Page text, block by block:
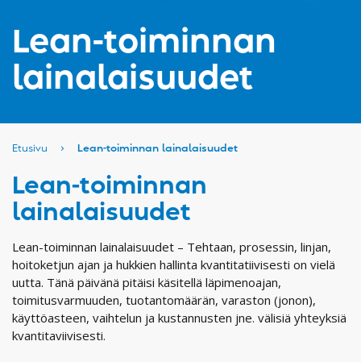
Lean-toiminnan
lainalaisuudet
Etusivu › Lean-toiminnan lainalaisuudet
Lean-toiminnan
lainalaisuudet
Lean-toiminnan lainalaisuudet – Tehtaan, prosessin, linjan,
hoitoketjun ajan ja hukkien hallinta kvantitatiivisesti on vielä
uutta. Tänä päivänä pitäisi käsitellä läpimenoajan,
toimitusvarmuuden, tuotantomäärän, varaston (jonon),
käyttöasteen, vaihtelun ja kustannusten jne. välisiä yhteyksiä
kvantitaviivisesti.